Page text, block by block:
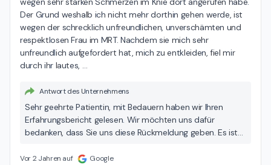
Der Grund weshalb ich nicht mehr dorthin gehen werde, ist
wegen der schrecklich unfreundlichen, unverschämten und
respektlosen Frau im MRT. Nachdem sie mich sehr
unfreundlich aufgefordert hat, mich zu entkleiden, fiel mir
durch ihr lautes, …
Antwort des Unternehmens
Sehr geehrte Patientin, mit Bedauern haben wir Ihren
Erfahrungsbericht gelesen. Wir möchten uns dafür
bedanken, dass Sie uns diese Rückmeldung geben. Es ist
Untersuchungsaufenthalt so angenehm wie möglich zu
Vor 2 Jahren auf Google